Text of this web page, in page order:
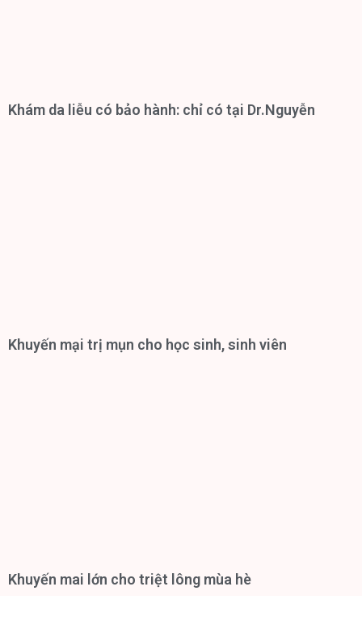
Khám da liễu có bảo hành: chỉ có tại Dr.Nguyễn
Khuyến mại trị mụn cho học sinh, sinh viên
Khuyến mai lớn cho triệt lông mùa hè